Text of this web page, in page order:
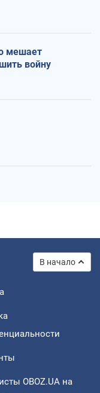
мешает
войну
В начало
OBOZ.UA на